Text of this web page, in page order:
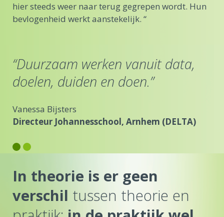
hier steeds weer naar terug gegrepen wordt. Hun
bevlogenheid werkt aanstekelijk. “
“Duurzaam werken vanuit data,
doelen, duiden en doen.”
Vanessa Bijsters
Directeur Johannesschool, Arnhem (DELTA)
In theorie is er geen
verschil tussen theorie en